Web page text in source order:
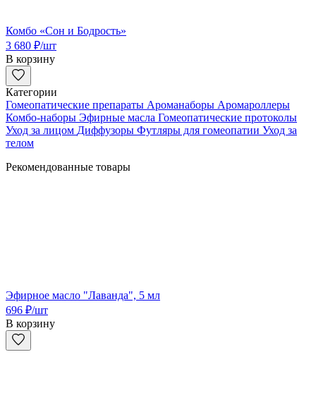
Комбо «Сон и Бодрость»
3 680 ₽/шт
В корзину
Категории
Гомеопатические препараты Ароманаборы Аромароллеры
Комбо-наборы Эфирные масла Гомеопатические протоколы
Уход за лицом Диффузоры Футляры для гомеопатии Уход за
телом
Рекомендованные товары
Эфирное масло "Лаванда", 5 мл
696 ₽/шт
В корзину